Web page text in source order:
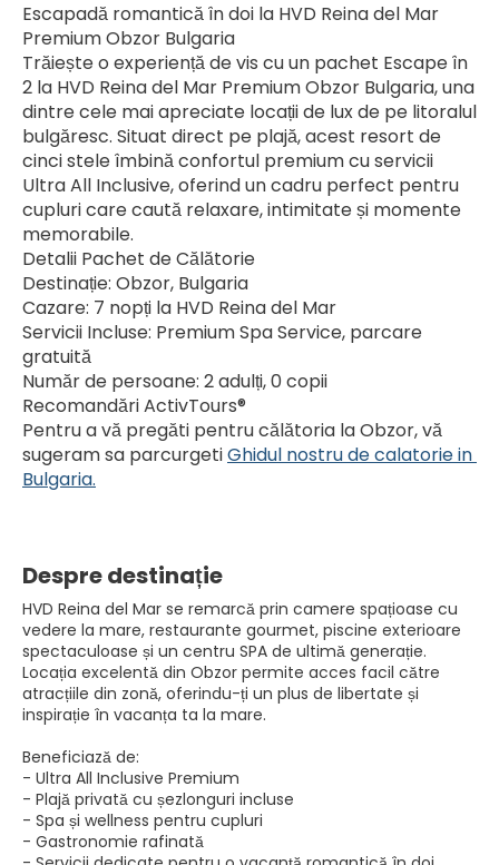
Escapadă romantică în doi la HVD Reina del Mar
Premium Obzor Bulgaria
Trăiește o experiență de vis cu un pachet Escape în
2 la HVD Reina del Mar Premium Obzor Bulgaria, una
dintre cele mai apreciate locații de lux de pe litoralul
bulgăresc. Situat direct pe plajă, acest resort de
cinci stele îmbină confortul premium cu servicii
Ultra All Inclusive, oferind un cadru perfect pentru
cupluri care caută relaxare, intimitate și momente
memorabile.
Detalii Pachet de Călătorie
Destinație: Obzor, Bulgaria
Cazare: 7 nopți la HVD Reina del Mar
Servicii Incluse: Premium Spa Service, parcare
gratuită
Număr de persoane: 2 adulți, 0 copii
Recomandări ActivTours®
Pentru a vă pregăti pentru călătoria la Obzor, vă
sugeram sa parcurgeti Ghidul nostru de calatorie in
Bulgaria.
Despre destinație
HVD Reina del Mar se remarcă prin camere spațioase cu
vedere la mare, restaurante gourmet, piscine exterioare
spectaculoase și un centru SPA de ultimă generație.
Locația excelentă din Obzor permite acces facil către
atracțiile din zonă, oferindu-ți un plus de libertate și
inspirație în vacanța ta la mare.
Beneficiază de:
- Ultra All Inclusive Premium
- Plajă privată cu șezlonguri incluse
- Spa și wellness pentru cupluri
- Gastronomie rafinată